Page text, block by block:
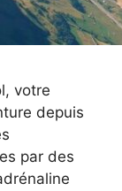
votre
depuis
par des